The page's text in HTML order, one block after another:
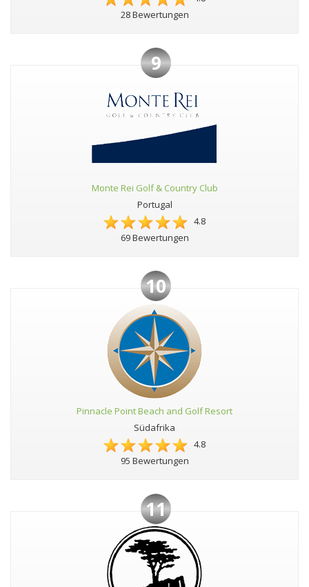
28 Bewertungen
9
Monte Rei Golf & Country Club
Portugal
4.8
69 Bewertungen
10
Pinnacle Point Beach and Golf Resort
Südafrika
4.8
95 Bewertungen
11